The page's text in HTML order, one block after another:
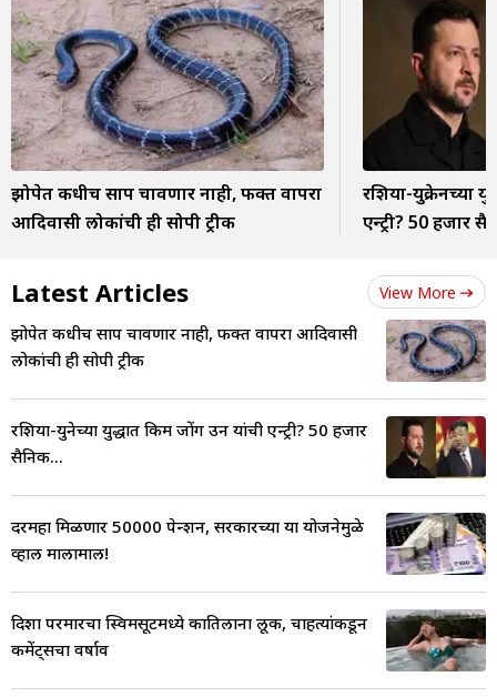
झोपेत कधीच साप चावणार नाही, फक्त वापरा
आदिवासी लोकांची ही सोपी ट्रीक
रशिया-युक्रेनच्या
एन्ट्री? 50 हजार
Latest Articles View More
झोपेत कधीच साप चावणार नाही, फक्त वापरा आदिवासी
लोकांची ही सोपी ट्रीक
रशिया-युक्रेनच्या युद्धात किम जोंग उन यांची एन्ट्री? 50 हजार
सैनिक...
दरमहा मिळणार 50000 पेन्शन, सरकारच्या या योजनेमुळे
व्हाल मालामाल!
दिशा परमारचा स्विमसूटमध्ये कातिलाना लूक, चाहत्यांकडून
कमेंट्सचा वर्षाव